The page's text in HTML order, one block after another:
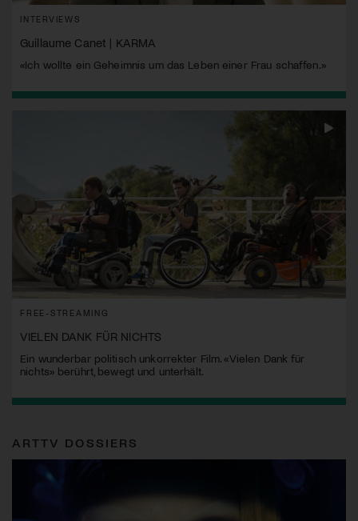
INTERVIEWS
Guillaume Canet | KARMA
«Ich wollte ein Geheimnis um das Leben einer Frau schaffen.»
FREE-STREAMING
VIELEN DANK FÜR NICHTS
Ein wunderbar politisch unkorrekter Film. «Vielen Dank für
nichts» berührt, bewegt und unterhält.
ARTTV DOSSIERS